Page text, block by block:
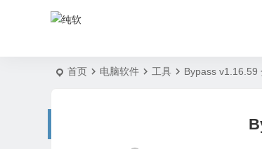
首页 电脑软件 工具 Bypass v1.16.59